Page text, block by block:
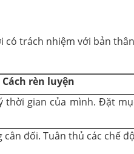
trách nhiệm với bản
Cách rèn luyện
thời gian của mình. Đặt
đối. Tuân thủ các chế